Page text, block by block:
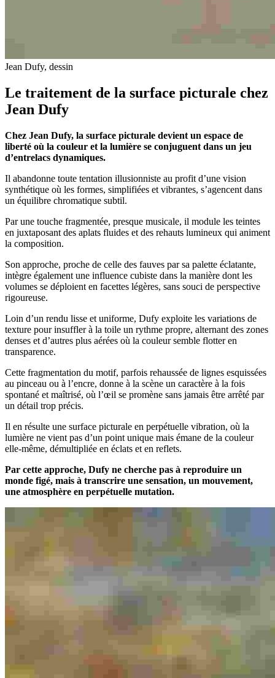
Jean Dufy, dessin
Le traitement de la surface picturale chez
Jean Dufy
Chez Jean Dufy, la surface picturale devient un espace de
liberté où la couleur et la lumière se conjuguent dans un jeu
d’entrelacs dynamiques.
Il abandonne toute tentation illusionniste au profit d’une vision
synthétique où les formes, simplifiées et vibrantes, s’agencent dans
un équilibre chromatique subtil.
Par une touche fragmentée, presque musicale, il module les teintes
en juxtaposant des aplats fluides et des rehauts lumineux qui animent
la composition.
Son approche, proche de celle des fauves par sa palette éclatante,
intègre également une influence cubiste dans la manière dont les
volumes se déploient en facettes légères, sans souci de perspective
rigoureuse.
Loin d’un rendu lisse et uniforme, Dufy exploite les variations de
texture pour insuffler à la toile un rythme propre, alternant des zones
denses et d’autres plus aérées où la couleur semble flotter en
transparence.
Cette fragmentation du motif, parfois rehaussée de lignes esquissées
au pinceau ou à l’encre, donne à la scène un caractère à la fois
spontané et maîtrisé, où l’œil se promène sans jamais être arrêté par
un détail trop précis.
Il en résulte une surface picturale en perpétuelle vibration, où la
lumière ne vient pas d’un point unique mais émane de la couleur
elle-même, démultipliée en éclats et en reflets.
Par cette approche, Dufy ne cherche pas à reproduire un
monde figé, mais à transcrire une sensation, un mouvement,
une atmosphère en perpétuelle mutation.